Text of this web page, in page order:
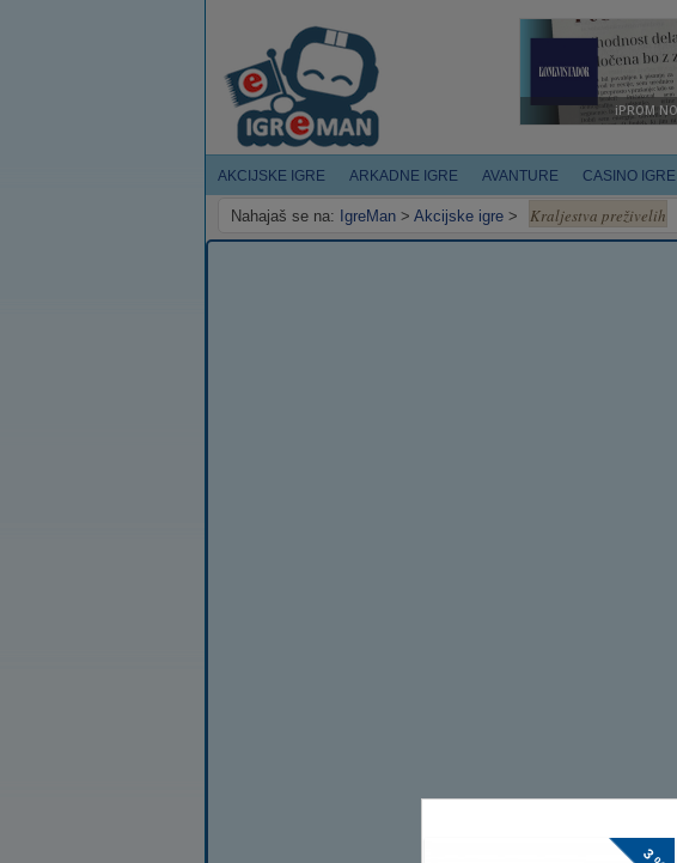
AKCIJSKE IGRE ARKADNE IGRE AVANTURE CASINO IGRE
Nahajaš se na: IgreMan > Akcijske igre > Kraljestva preživelih